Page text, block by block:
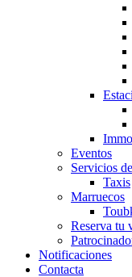
Eventos
Servicios
Taxis
Marruecos
Reserva tu
Notificaciones
Contacta